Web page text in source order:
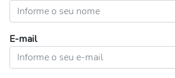
E-mail